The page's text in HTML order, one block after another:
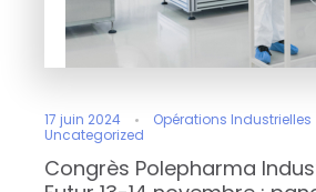
17 juin 2024
Opérations Industrielles
Uncategorized
Congrès Polepharma